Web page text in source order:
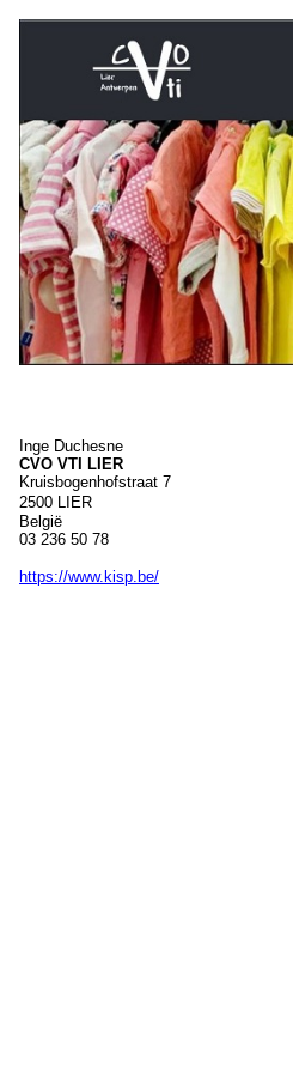
Inge Duchesne
CVO VTI LIER
Kruisbogenhofstraat 7
2500 LIER
België
03 236 50 78
https://www.kisp.be/